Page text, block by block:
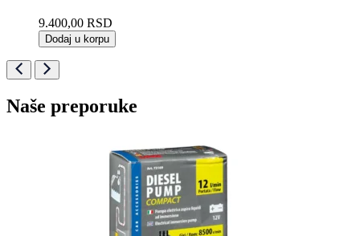
9.400,00 RSD
Dodaj u korpu
Naše preporuke